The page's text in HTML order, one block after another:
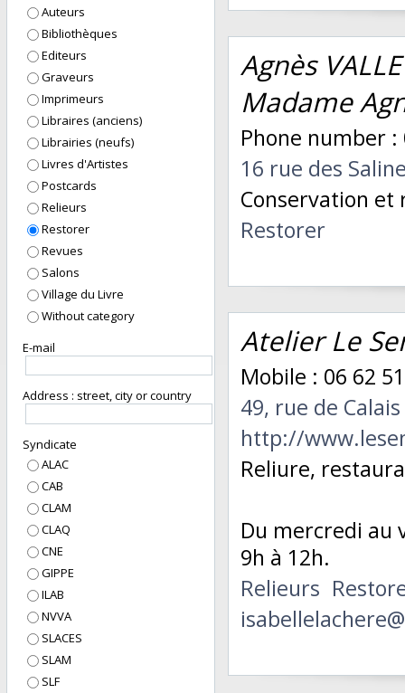
Auteurs
Bibliothèques
Editeurs
Graveurs
Imprimeurs
Libraires (anciens)
Librairies (neufs)
Livres d'Artistes
Postcards
Relieurs
Restorer
Revues
Salons
Village du Livre
Without category
E-mail
Address : street, city or country
Syndicate
ALAC
CAB
CLAM
CLAQ
CNE
GIPPE
ILAB
NVVA
SLACES
SLAM
SLF
Agnès
Madame
Phone number :
16 rue des
Conservation
Restorer
Atelier Le
Mobile : 06 62
49, rue de
http://
Reliure,
Du mercredi au
9h à 12h.
Relieurs